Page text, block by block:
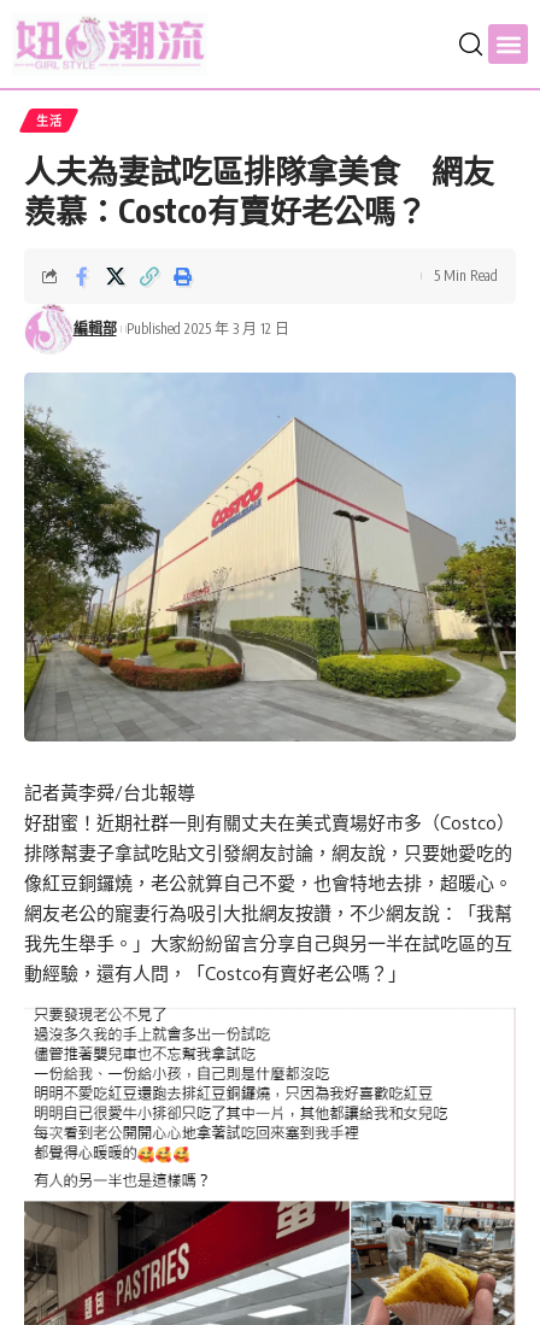
生活
人夫為妻試吃區排隊拿美食 網友
羨慕：Costco有賣好老公嗎？
編輯部 Published 2025 年 3 月 12 日
5 Min Read
記者黃李舜/台北報導
好甜蜜！近期社群一則有關丈夫在美式賣場好市多（Costco）
排隊幫妻子拿試吃貼文引發網友討論，網友說，只要她愛吃的
像紅豆銅鑼燒，老公就算自己不愛，也會特地去排，超暖心。
網友老公的寵妻行為吸引大批網友按讚，不少網友說：「我幫
我先生舉手。」大家紛紛留言分享自己與另一半在試吃區的互
動經驗，還有人問，「Costco有賣好老公嗎？」